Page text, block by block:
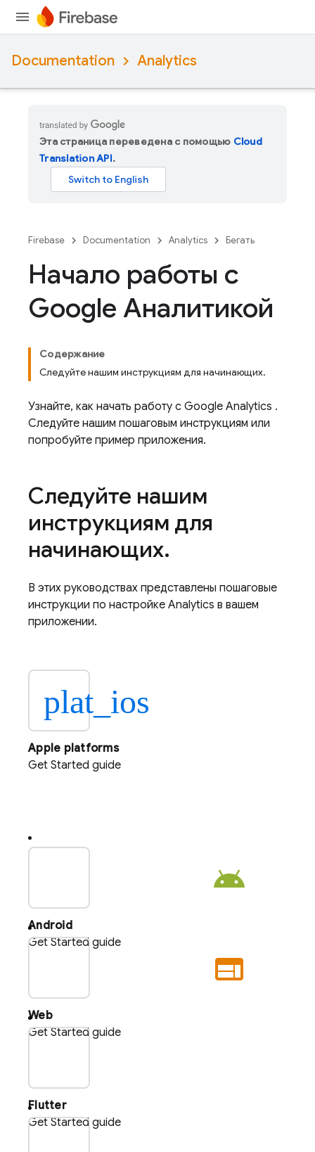
Documentation Analytics
Эта страница переведена с помощью Cloud
Translation API.
Firebase Documentation Analytics Бегать
Начало работы с
Google Аналитикой
Содержание
Следуйте нашим инструкциям для начинающих.
Узнайте, как начать работу с Google Analytics .
Следуйте нашим пошаговым инструкциям или
попробуйте пример приложения.
Следуйте нашим
инструкциям для
начинающих.
В этих руководствах представлены пошаговые
инструкции по настройке Analytics в вашем
приложении.
plat_ios
Apple platforms
Get Started guide
plat_android
Android
Get Started guide
plat_web
Web
Get Started guide
Flutter
Get Started guide